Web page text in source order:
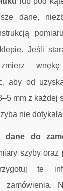
dane,
Jeśli
aby od
mm z każdej
nie
dane do
szyby oraz
te
zamówienia.